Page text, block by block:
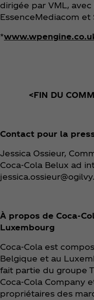
dirigée par VML, avec
EssenceMediacom et
*
<FIN DU
Contact pour la
Jessica Ossieur,
Coca‑Cola Belux ad
À propos de
Luxembourg
Coca‑Cola est
Belgique et au
fait partie du groupe
Coca‑Cola Company
propriétaires des